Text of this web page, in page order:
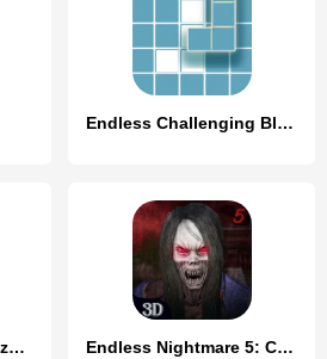
Endless Challenging Block
Endless Fables 2: Frozen Path Endless Nightmare 5: Curse